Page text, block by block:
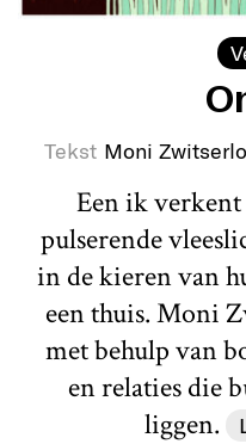
Tekst Moni
Een ik
pulserende
in de kieren van
een thuis. Moni
met behulp van
en relaties die
liggen.